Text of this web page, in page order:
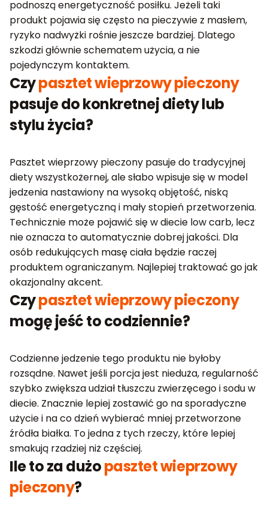
podnoszą energetyczność posiłku. Jeżeli taki
produkt pojawia się często na pieczywie z masłem,
ryzyko nadwyżki rośnie jeszcze bardziej. Dlatego
szkodzi głównie schematem użycia, a nie
pojedynczym kontaktem.
Czypasztet wieprzowy pieczony
pasuje do konkretnej diety lub
stylu życia?
Pasztet wieprzowy pieczony pasuje do tradycyjnej
diety wszystkożernej, ale słabo wpisuje się w model
jedzenia nastawiony na wysoką objętość, niską
gęstość energetyczną i mały stopień przetworzenia.
Technicznie może pojawić się w diecie low carb, lecz
nie oznacza to automatycznie dobrej jakości. Dla
osób redukujących masę ciała będzie raczej
produktem ograniczanym. Najlepiej traktować go jak
okazjonalny akcent.
Czypasztet wieprzowy pieczony
mogę jeść to codziennie?
Codzienne jedzenie tego produktu nie byłoby
rozsądne. Nawet jeśli porcja jest nieduża, regularność
szybko zwiększa udział tłuszczu zwierzęcego i sodu w
diecie. Znacznie lepiej zostawić go na sporadyczne
użycie i na co dzień wybierać mniej przetworzone
źródła białka. To jedna z tych rzeczy, które lepiej
smakują rzadziej niż częściej.
Ile to za dużopasztet wieprzowy
pieczony?